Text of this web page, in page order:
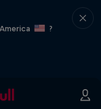
?
Historia: